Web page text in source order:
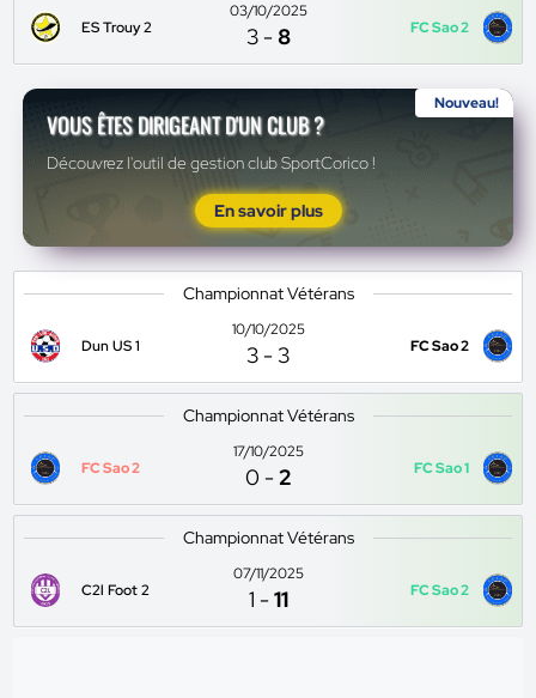
ES Trouy 2
03/10/2025
3 -8 FC Sao 2
Nouveau!
VOUS ÊTES DIRIGEANT D'UN CLUB ?
Découvrez l'outil de gestion club SportCorico !
En savoir plus
Championnat Vétérans
Dun US 1
10/10/2025
3 - 3 FC Sao 2
Championnat Vétérans
FC Sao 2
17/10/2025
0 -2 FC Sao 1
Championnat Vétérans
C2l Foot 2
07/11/2025
1 -11 FC Sao 2